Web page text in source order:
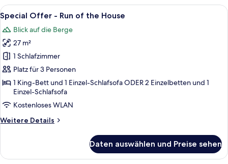
View
Suite
Alle
Fotos
für
Special
Offer
-
Run
the
House
anzeigen
Minibar, Zimmersafe,
5
Special Offer - Run of the House
Blick auf die Berge
27 m²
1 Schlafzimmer
Platz für 3 Personen
1 King-Bett und 1 Einzel-Schlafsofa ODER 2 Einzelbetten und 1
Einzel-Schlafsofa
Kostenloses WLAN
Weitere Details
Weitere
Offer
Daten auswählen und Preise sehen